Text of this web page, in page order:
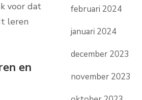
voor dat
leren
en
februari 2024
januari 2024
december 2023
november 2023